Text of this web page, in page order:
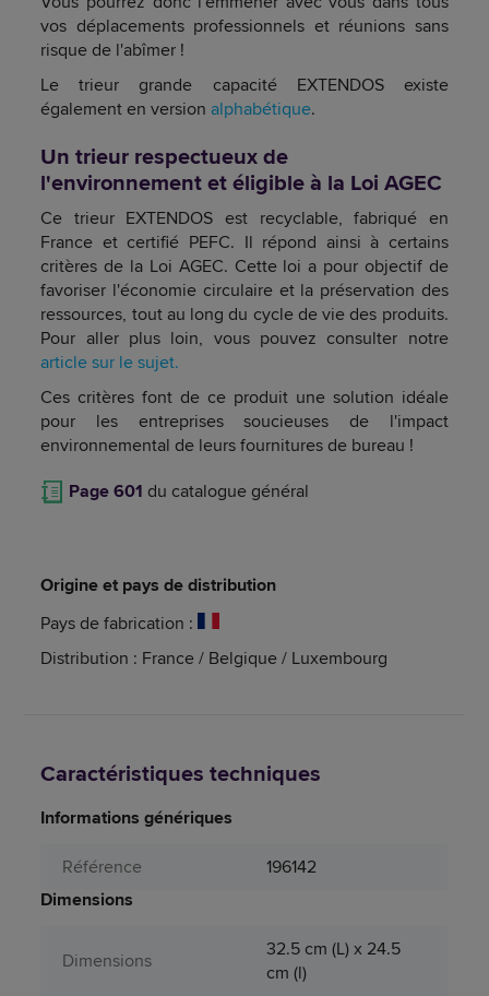
vos déplacements professionnels et réunions sans
risque de l'abîmer !
Le trieur grande capacité EXTENDOS existe
également en versionalphabétique.
Un trieur respectueux de
l'environnement et éligible à la Loi AGEC
Ce trieur EXTENDOS est recyclable, fabriqué en
France et certifié PEFC. Il répond ainsi à certains
critères de la Loi AGEC. Cette loi a pour objectif de
favoriser l'économie circulaire et la préservation des
ressources, tout au long du cycle de vie des produits.
Pour aller plus loin, vous pouvez consulter notre
article sur le sujet.
Ces critères font de ce produit une solution idéale
pour les entreprises soucieuses de l'impact
environnemental de leurs fournitures de bureau !
Page 601 du catalogue général
Origine et pays de distribution
Pays de fabrication :
Distribution : France / Belgique / Luxembourg
Caractéristiques techniques
Informations génériques
Référence
196142
Dimensions
Dimensions
32.5 cm (L) x 24.5
cm (l)